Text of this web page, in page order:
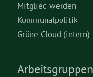
Mitglied werden
Kommunalpolitik
Grüne Cloud (intern)
Arbeitsgruppen